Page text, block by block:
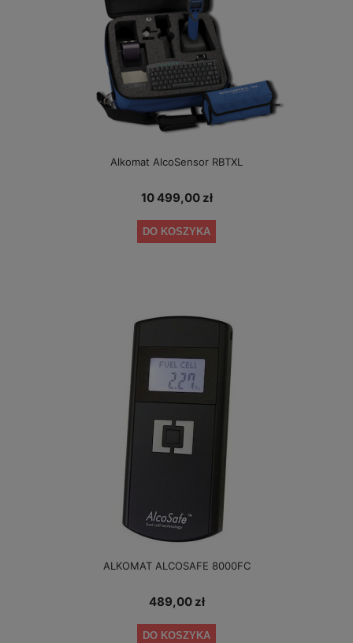
Alkomat AlcoSensor RBTXL
10 499,00 zł
DO KOSZYKA
ALKOMAT ALCOSAFE 8000FC
489,00 zł
DO KOSZYKA